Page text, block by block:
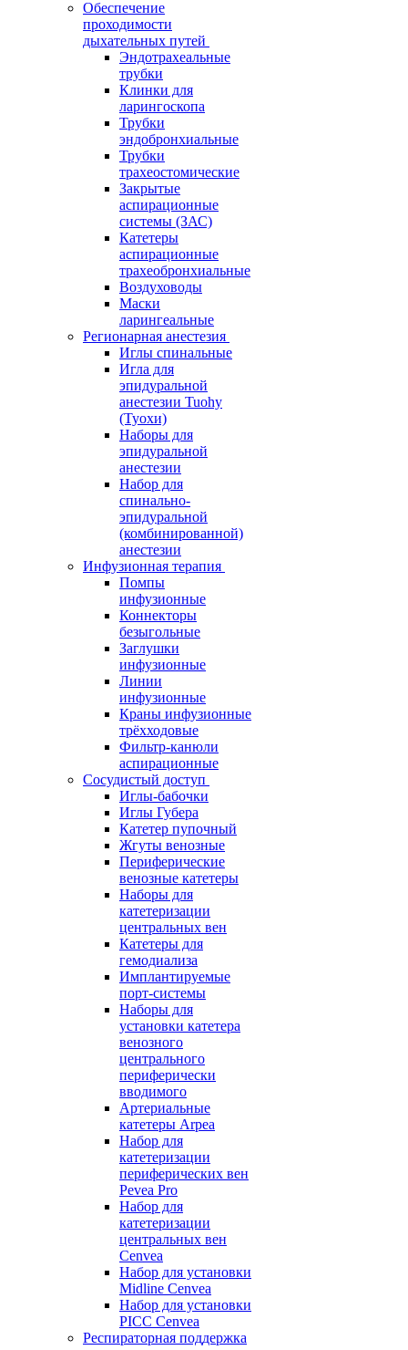
Обеспечение
проходимости
дыхательных путей
Эндотрахеальные
трубки
Клинки для
ларингоскопа
Трубки
эндобронхиальные
Трубки
трахеостомические
Закрытые
аспирационные
системы (ЗАС)
Катетеры
аспирационные
трахеобронхиальные
Воздуховоды
Маски
ларингеальные
Регионарная анестезия
Иглы спинальные
Игла для
эпидуральной
анестезии Tuohy
(Туохи)
Наборы для
эпидуральной
анестезии
Набор для
спинально-
эпидуральной
(комбинированной)
анестезии
Инфузионная терапия
Помпы
инфузионные
Коннекторы
безыгольные
Заглушки
инфузионные
Линии
инфузионные
Краны инфузионные
трёхходовые
Фильтр-канюли
аспирационные
Сосудистый доступ
Иглы-бабочки
Иглы Губера
Катетер пупочный
Жгуты венозные
Периферические
венозные катетеры
Наборы для
катетеризации
центральных вен
Катетеры для
гемодиализа
Имплантируемые
порт‑системы
Наборы для
установки катетера
венозного
центрального
периферически
вводимого
Артериальные
катетеры Arpea
Набор для
катетеризации
периферических вен
Pevea Pro
Набор для
катетеризации
центральных вен
Cenvea
Набор для установки
Midline Cenvea
Набор для установки
PICC Cenvea
Респираторная поддержка